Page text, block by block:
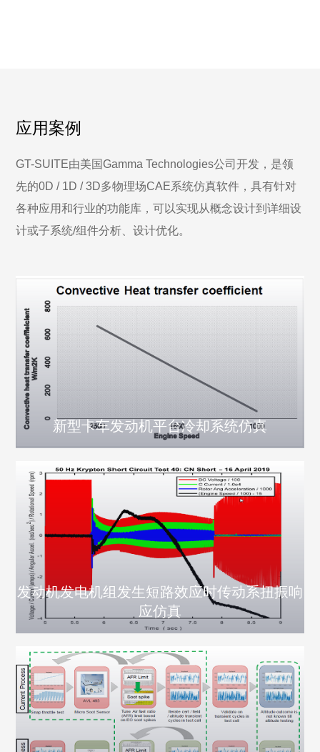
应用案例
GT-SUITE由美国Gamma Technologies公司开发，是领
先的0D / 1D / 3D多物理场CAE系统仿真软件，具有针对
各种应用和行业的功能库，可以实现从概念设计到详细设
计或子系统/组件分析、设计优化。
新型卡车发动机平台冷却系统仿真
发动机发电机组发生短路效应时传动系扭振响
应仿真